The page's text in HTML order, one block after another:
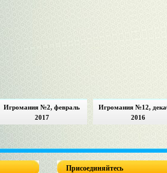
Игромания №2, февраль
2017
Игромания №12,
2016
Присоединяйтесь